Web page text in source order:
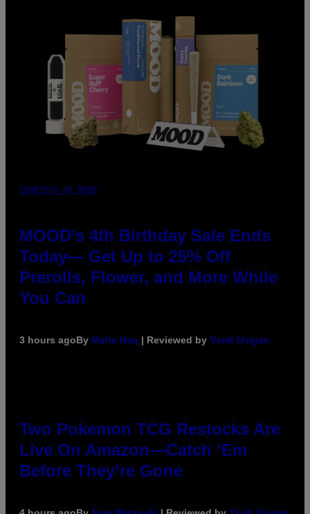
COURTESY OF MOOD
MOOD’s 4th Birthday Sale Ends
Today— Get Up to 25% Off
Prerolls, Flower, and More While
You Can
3 hours agoBy Maha Haq | Reviewed by Ysolt Usigan
Two Pokemon TCG Restocks Are
Live On Amazon—Catch ‘Em
Before They’re Gone